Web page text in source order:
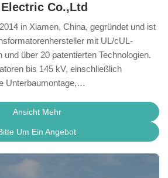
Co.,Ltd
in Xiamen, China, gegründet und ist
mit UL/cUL-
und über 20 patentierten Technologien.
bis 145 kV, einschließlich
Unterbaumontage,
und VPI-Trockentransformatoren.
in Nordamerika bieten wir
Lösungen an, die dara
Ansicht Mehr
Um Ein Angebot